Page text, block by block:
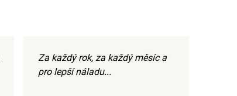
Za každý rok, za každý měsíc a
pro lepší náladu...